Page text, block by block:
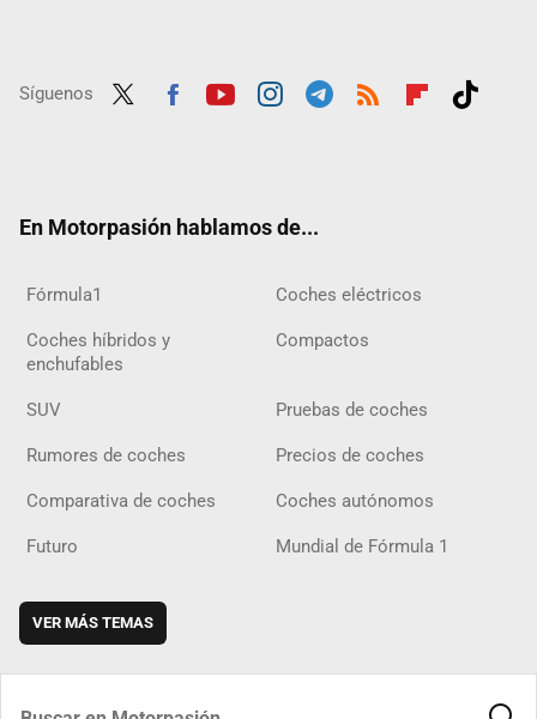
Síguenos
En Motorpasión hablamos de...
Fórmula1 Coches eléctricos
Coches híbridos y
enchufables
Compactos
SUV Pruebas de coches
Rumores de coches Precios de coches
Comparativa de coches Coches autónomos
Futuro Mundial de Fórmula 1
VER MÁS TEMAS